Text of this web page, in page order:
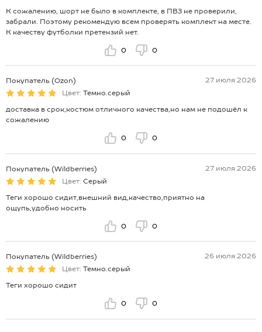
К сожалению, шорт не было в комплекте, в ПВЗ не проверили,
забрали. Поэтому рекомендую всем проверять комплект на месте.
К качеству футболки претензий нет.
0 0
Покупатель (Ozon)
27 июля 2026
Цвет: Темно.серый
доставка в срок,костюм отличного качества,но нам не подошёл к
сожалению
0 0
Покупатель (Wildberries)
27 июля 2026
Цвет: Серый
Теги хорошо сидит,внешний вид,качество,приятно на
ощупь,удобно носить
0 0
Покупатель (Wildberries)
26 июля 2026
Цвет: Темно.серый
Теги хорошо сидит
0 0